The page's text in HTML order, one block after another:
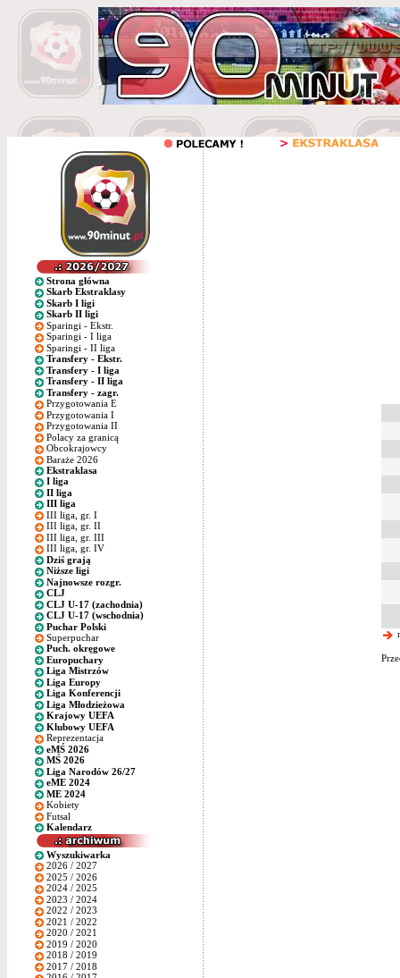
Strona główna
Skarb Ekstraklasy
Skarb I ligi
Skarb II ligi
Sparingi - Ekstr.
Sparingi - I liga
Sparingi - II liga
Transfery - Ekstr.
Transfery - I liga
Transfery - II liga
Transfery - zagr.
Przygotowania E
Przygotowania I
Przygotowania II
Polacy za granicą
Obcokrajowcy
Baraże 2026
Ekstraklasa
I liga
II liga
III liga
III liga, gr. I
III liga, gr. II
III liga, gr. III
III liga, gr. IV
Dziś grają
Niższe ligi
Najnowsze rozgr.
CLJ
CLJ U-17 (zachodnia)
CLJ U-17 (wschodnia)
Puchar Polski
Superpuchar
Puch. okręgowe
Europuchary
Liga Mistrzów
Liga Europy
Liga Konferencji
Liga Młodzieżowa
Krajowy UEFA
Klubowy UEFA
Reprezentacja
eMŚ 2026
MŚ 2026
Liga Narodów 26/27
eME 2024
ME 2024
Kobiety
Futsal
Kalendarz
Wyszukiwarka
2026 / 2027
2025 / 2026
2024 / 2025
2023 / 2024
2022 / 2023
2021 / 2022
2020 / 2021
2019 / 2020
2018 / 2019
2017 / 2018